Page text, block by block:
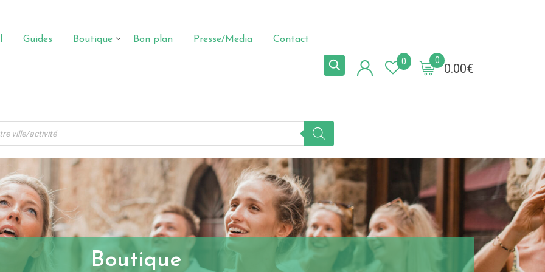
Guides Boutique Bon plan Presse/Media Contact
0.00€
0
0
Boutique